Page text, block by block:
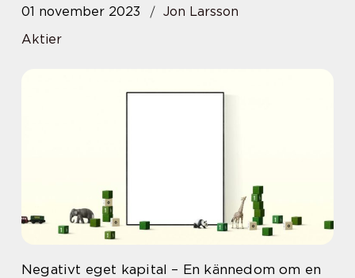
01 november 2023
Jon Larsson
Aktier
Negativt eget kapital – En kännedom om en